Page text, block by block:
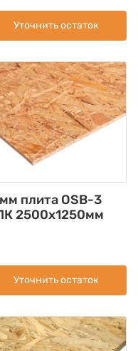
Уточнить остаток
плита OSB-3
2500х1250мм
Уточнить остаток